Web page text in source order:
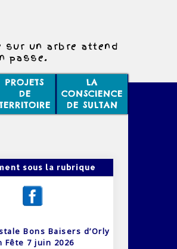
sur un arbre attend
passe.
passe.
vache
tomber.
tigre!
PROJETS
DE
LA
CONSCIENCE
DE SULTAN
sous la rubrique
Bons Baisers d’Orly
Fête 7 juin 2026